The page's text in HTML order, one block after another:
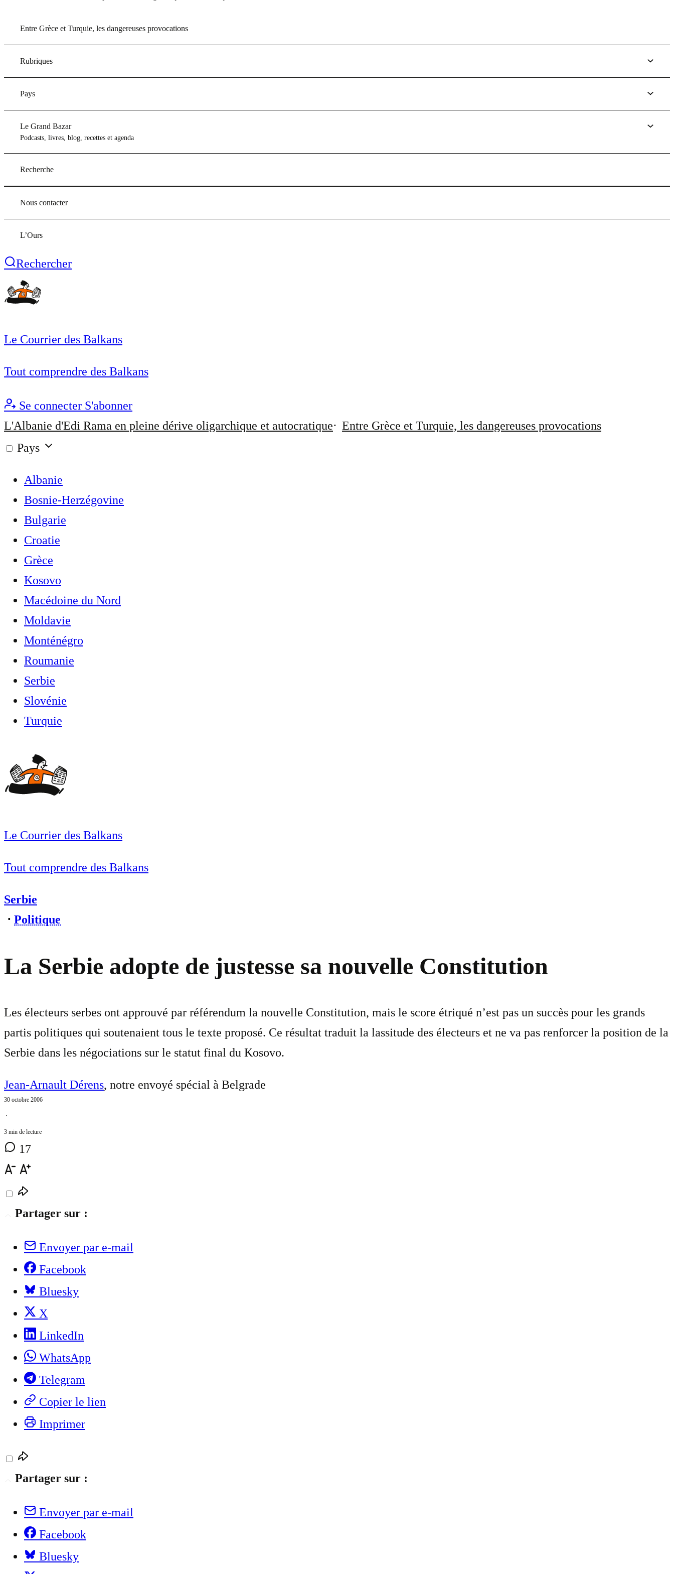
Entre Grèce et Turquie, les dangereuses provocations
Rubriques
Pays
Le Grand Bazar
Podcasts, livres, blog, recettes et agenda
Recherche
Nous contacter
L’Ours
Rechercher
Le Courrier des Balkans
Tout comprendre des Balkans
Se connecter S'abonner
L'Albanie d'Edi Rama en pleine dérive oligarchique et autocratique
Entre Grèce et Turquie, les dangereuses provocations
Pays
Albanie
Bosnie-Herzégovine
Bulgarie
Croatie
Grèce
Kosovo
Macédoine du Nord
Moldavie
Monténégro
Roumanie
Serbie
Slovénie
Turquie
Le Courrier des Balkans
Tout comprendre des Balkans
Serbie
⋅ Politique
La Serbie adopte de justesse sa nouvelle Constitution
Les électeurs serbes ont approuvé par référendum la nouvelle Constitution, mais le score étriqué n’est pas un succès pour les grands
partis politiques qui soutenaient tous le texte proposé. Ce résultat traduit la lassitude des électeurs et ne va pas renforcer la position de la
Serbie dans les négociations sur le statut final du Kosovo.
Jean-Arnault Dérens, notre envoyé spécial à Belgrade
30 octobre 2006
⋅
3 min de lecture
17
Partager sur :
Envoyer par e-mail
Facebook
Bluesky
X
LinkedIn
WhatsApp
Telegram
Copier le lien
Imprimer
Partager sur :
Envoyer par e-mail
Facebook
Bluesky